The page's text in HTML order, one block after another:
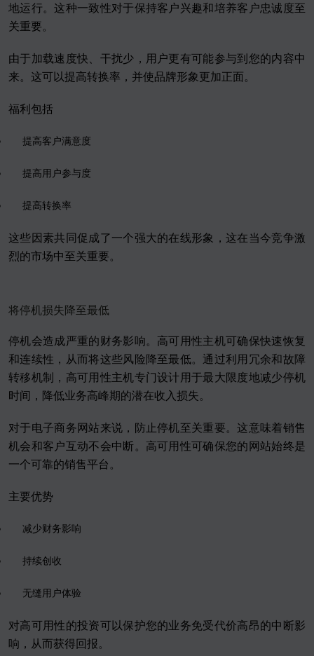
地运行。这种一致性对于保持客户兴趣和培养客户忠诚度至
关重要。
由于加载速度快、干扰少，用户更有可能参与到您的内容中
来。这可以提高转换率，并使品牌形象更加正面。
福利包括
提高客户满意度
提高用户参与度
提高转换率
这些因素共同促成了一个强大的在线形象，这在当今竞争激
烈的市场中至关重要。
将停机损失降至最低
停机会造成严重的财务影响。高可用性主机可确保快速恢复
和连续性，从而将这些风险降至最低。通过利用冗余和故障
转移机制，高可用性主机专门设计用于最大限度地减少停机
时间，降低业务高峰期的潜在收入损失。
对于电子商务网站来说，防止停机至关重要。这意味着销售
机会和客户互动不会中断。高可用性可确保您的网站始终是
一个可靠的销售平台。
主要优势
减少财务影响
持续创收
无缝用户体验
对高可用性的投资可以保护您的业务免受代价高昂的中断影
响，从而获得回报。